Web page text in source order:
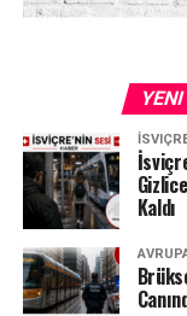
Kuraklığın
des Brenets de
karşıya.
24 Temmuz
metre, çıkıştaki
metreküp olarak
nedeniyle göldeki
YENI
Kaldı